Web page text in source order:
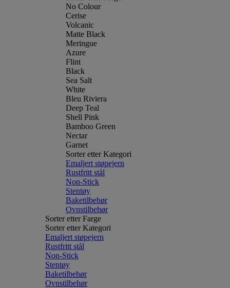
No Colour
Cerise
Volcanic
Matte Black
Meringue
Azure
Flint
Black
Sea Salt
White
Bleu Riviera
Deep Teal
Shell Pink
Bamboo Green
Nectar
Garnet
Sorter etter Kategori
Emaljert støpejern
Rustfritt stål
Non-Stick
Stentøy
Baketilbehør
Ovnstilbehør
Sorter etter Farge
Sorter etter Kategori
Emaljert støpejern
Rustfritt stål
Non-Stick
Stentøy
Baketilbehør
Ovnstilbehør